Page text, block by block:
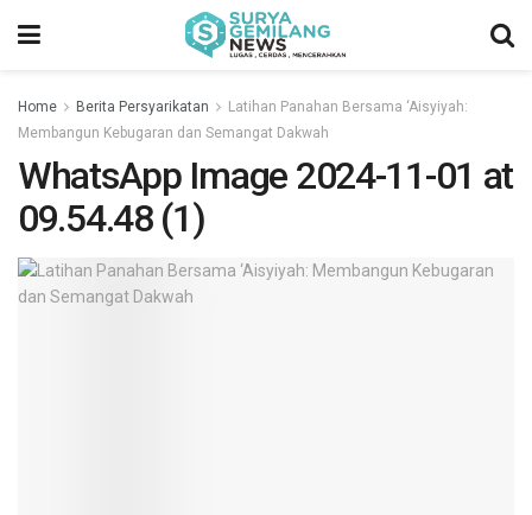
Home Berita Persyarikatan
Latihan Panahan Bersama ‘Aisyiyah:
Membangun Kebugaran dan Semangat Dakwah
WhatsApp Image 2024-11-01 at
09.54.48 (1)